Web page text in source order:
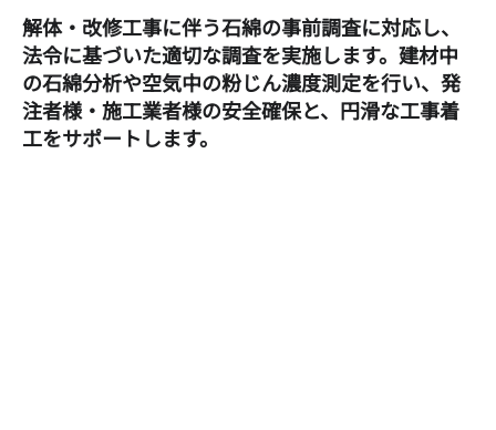
解体・改修工事に伴う石綿の事前調査に対応し、
法令に基づいた適切な調査を実施します。建材中
の石綿分析や空気中の粉じん濃度測定を行い、発
注者様・施工業者様の安全確保と、円滑な工事着
工をサポートします。